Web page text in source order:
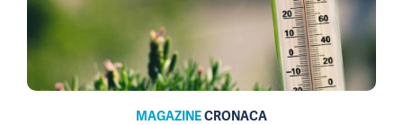
MAGAZINECRONACA